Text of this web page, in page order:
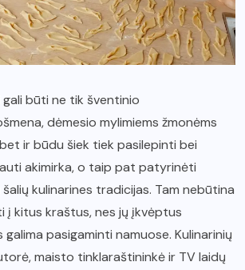
būti ne tik šventinio
dėmesio mylimiems žmonėms
ir būdu šiek tiek pasilepinti bei
akimirka, o taip pat patyrinėti
kulinarines tradicijas. Tam nebūtina
į kitus kraštus, nes jų įkvėptus
pasigaminti namuose. Kulinarinių
maisto tinklaraštininkė ir TV laidų